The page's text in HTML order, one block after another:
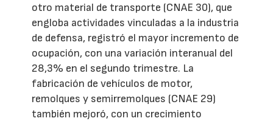
otro material de transporte (CNAE 30), que
engloba actividades vinculadas a la industria
de defensa, registró el mayor incremento de
ocupación, con una variación interanual del
28,3% en el segundo trimestre. La
fabricación de vehículos de motor,
remolques y semirremolques (CNAE 29)
también mejoró, con un crecimiento